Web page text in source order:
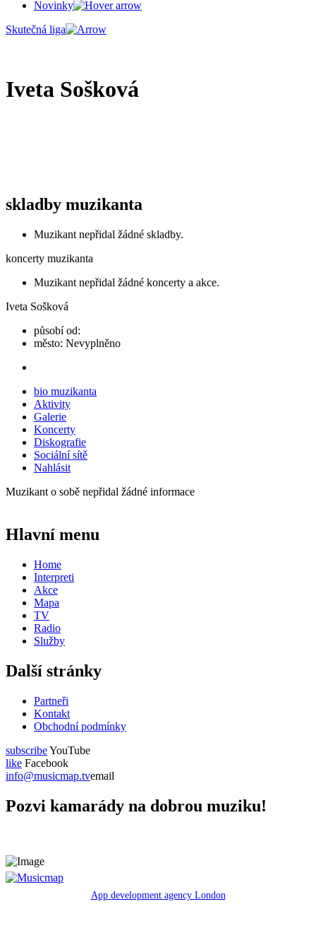
Novinky
Skutečná liga
Iveta Sošková
skladby muzikanta
Muzikant nepřidal žádné skladby.
koncerty muzikanta
Muzikant nepřidal žádné koncerty a akce.
Iveta Sošková
působí od:
město: Nevyplněno
bio muzikanta
Aktivity
Galerie
Koncerty
Diskografie
Sociální sítě
Nahlásit
Muzikant o sobě nepřidal žádné informace
Hlavní menu
Home
Interpreti
Akce
Mapa
TV
Radio
Služby
Další stránky
Partneři
Kontakt
Obchodní podmínky
subscribeYouTube
like Facebook
info@musicmap.tvemail
Pozvi kamarády na dobrou muziku!
App development agency London